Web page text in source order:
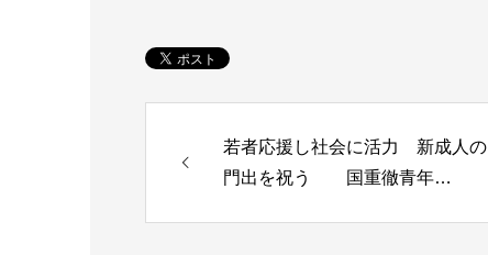
若者応援し社会に活力 新成人の
門出を祝う 国重徹青年…